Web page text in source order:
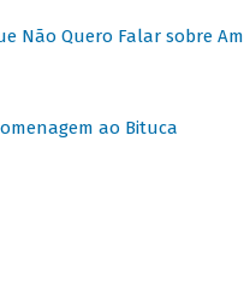
Não Quero Falar sobre
ao Bituca